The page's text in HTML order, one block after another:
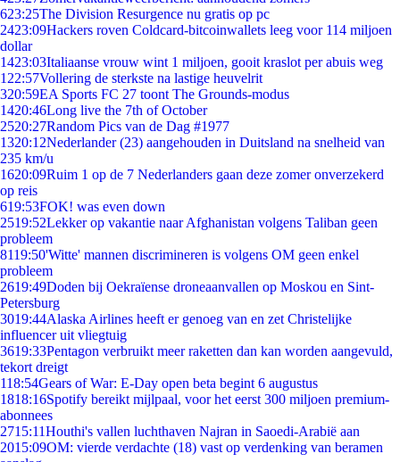
623:25The Division Resurgence nu gratis op pc
2423:09Hackers roven Coldcard-bitcoinwallets leeg voor 114 miljoen
dollar
1423:03Italiaanse vrouw wint 1 miljoen, gooit kraslot per abuis weg
1 22:57Vollering de sterkste na lastige heuvelrit
320:59EA Sports FC 27 toont The Grounds-modus
1420:46Long live the 7th of October
2520:27Random Pics van de Dag #1977
1320:12Nederlander (23) aangehouden in Duitsland na snelheid van
235 km/u
1620:09Ruim 1 op de 7 Nederlanders gaan deze zomer onverzekerd
op reis
619:53FOK! was even down
2519:52Lekker op vakantie naar Afghanistan volgens Taliban geen
probleem
8119:50'Witte' mannen discrimineren is volgens OM geen enkel
probleem
2619:49Doden bij Oekraïense droneaanvallen op Moskou en Sint-
Petersburg
3019:44Alaska Airlines heeft er genoeg van en zet Christelijke
influencer uit vliegtuig
3619:33Pentagon verbruikt meer raketten dan kan worden aangevuld,
tekort dreigt
118:54Gears of War: E-Day open beta begint 6 augustus
1818:16Spotify bereikt mijlpaal, voor het eerst 300 miljoen premium-
abonnees
2715:11Houthi's vallen luchthaven Najran in Saoedi-Arabië aan
2015:09OM: vierde verdachte (18) vast op verdenking van beramen